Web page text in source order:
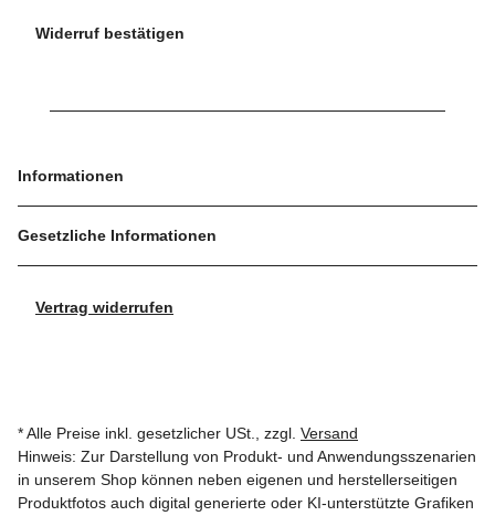
Widerruf bestätigen
Informationen
Gesetzliche Informationen
Vertrag widerrufen
* Alle Preise inkl. gesetzlicher USt., zzgl. Versand
Hinweis: Zur Darstellung von Produkt- und Anwendungsszenarien
in unserem Shop können neben eigenen und herstellerseitigen
Produktfotos auch digital generierte oder KI-unterstützte Grafiken